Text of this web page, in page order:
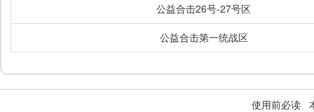
公益合击26号-27号区
公益合击第一统战区
使用前必读